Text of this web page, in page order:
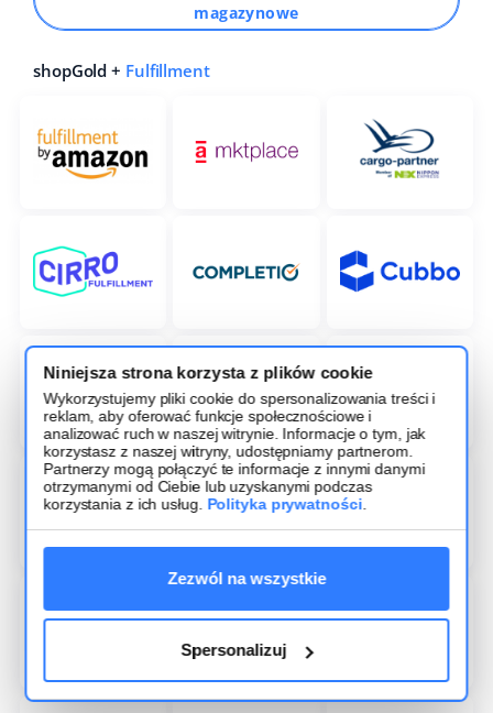
Niniejsza strona korzysta z plików cookie
Wykorzystujemy pliki cookie do spersonalizowania treści i
reklam, aby oferować funkcje społecznościowe i
analizować ruch w naszej witrynie. Informacje o tym, jak
korzystasz z naszej witryny, udostępniamy partnerom.
Partnerzy mogą połączyć te informacje z innymi danymi
otrzymanymi od Ciebie lub uzyskanymi podczas
korzystania z ich usług. Polityka prywatności.
Zezwól na wszystkie
Spersonalizuj
magazynowe
shopGold + Fulfillment